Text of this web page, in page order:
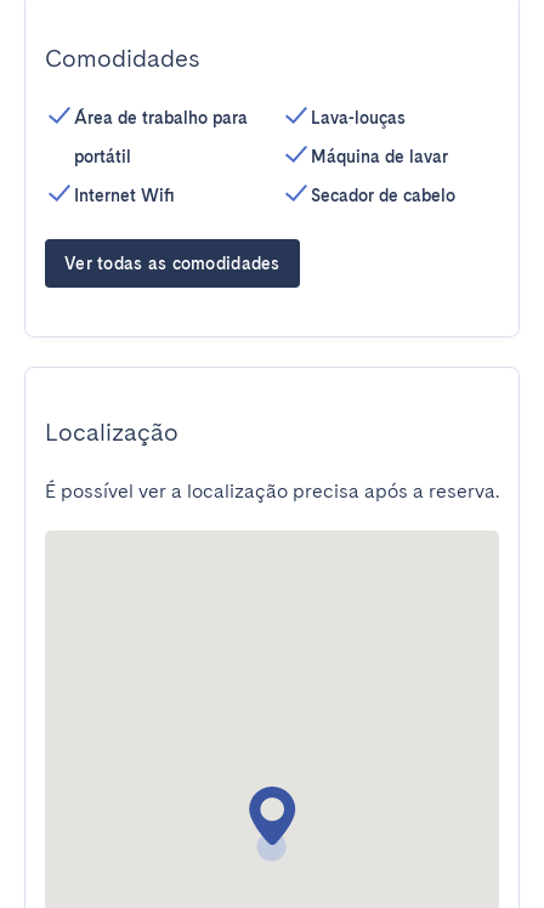
Comodidades
Área de trabalho para
portátil
Internet Wifi
Lava-louças
Máquina de lavar
Secador de cabelo
Ver todas as comodidades
Localização
É possível ver a localização precisa após a reserva.